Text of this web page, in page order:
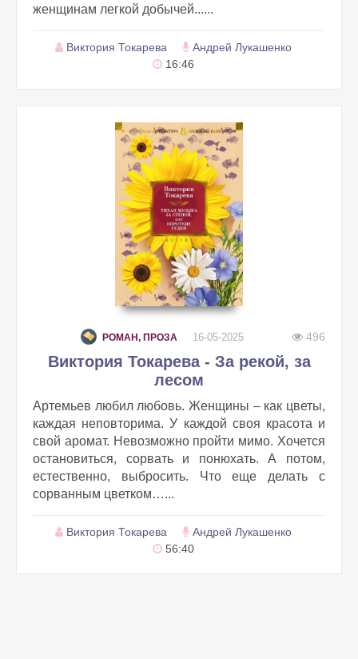
женщинам легкой добычей......
Виктория Токарева
Андрей Лукашенко
16:46
РОМАН, ПРОЗА 16-05-2025 496
Виктория Токарева - За рекой, за
лесом
Артемьев любил любовь. Женщины – как цветы,
каждая неповторима. У каждой своя красота и
свой аромат. Невозможно пройти мимо. Хочется
остановиться, сорвать и понюхать. А потом,
естественно, выбросить. Что еще делать с
сорванным цветком…...
Виктория Токарева
Андрей Лукашенко
56:40